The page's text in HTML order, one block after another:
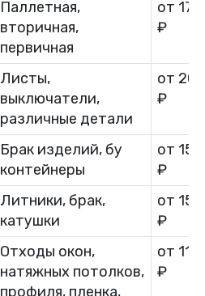
Паллетная,
вторичная,
первичная
от 17
₽
Листы,
выключатели,
различные детали
от 20
₽
Брак изделий, бу
контейнеры
от 15
₽
Литники, брак,
катушки
от 15
₽
Отходы окон,
натяжных потолков,
профиля, пленка,
от 11
₽